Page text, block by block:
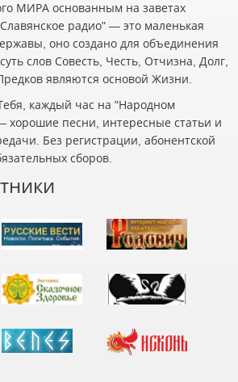
МИРА основанным на заветах
радио" — это маленькая
оно создано для объединения
слов Совесть, Честь, Отчизна, Долг,
являются основой Жизни.
каждый час на "Народном
хорошие песни, интересные статьи и
Без регистрации, абонентской
сборов.